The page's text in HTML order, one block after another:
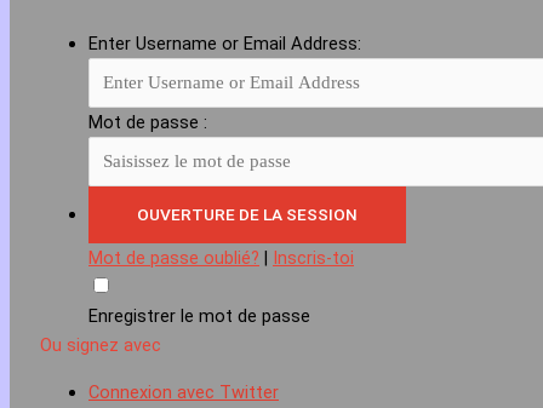
Enter Username or Email Address:
Mot de passe :
Mot de passe oublié? | Inscris-toi
Enregistrer le mot de passe
Ou signez avec
Connexion avec Twitter